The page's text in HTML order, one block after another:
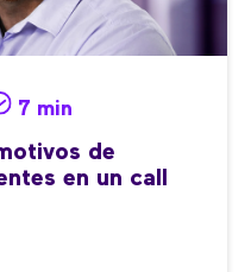
7 min
de
en un call